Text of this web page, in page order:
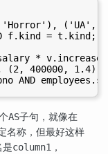
('UA',
f.kind = t.kind;
salary * v.increase
(2, 400000, 1.4))
AS子句，就像在
名称，但最好这样
是column1 ，